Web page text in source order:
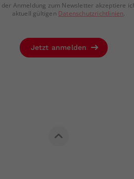
der Anmeldung zum Newsletter akzeptiere
aktuell gültigen Datenschutzrichtlinien.
Jetzt anmelden